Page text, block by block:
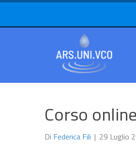
Corso
Di Federica Fili | 29 Luglio